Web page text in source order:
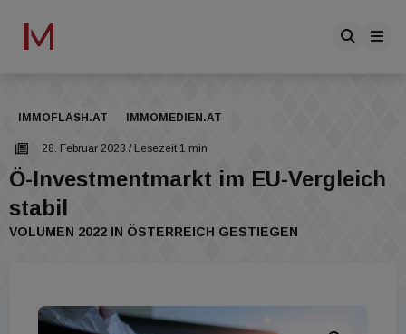
IMMOFLASH.AT IMMOMEDIEN.AT
28. Februar 2023 / Lesezeit 1 min
Ö-Investmentmarkt im EU-Vergleich
stabil
VOLUMEN 2022 IN ÖSTERREICH GESTIEGEN